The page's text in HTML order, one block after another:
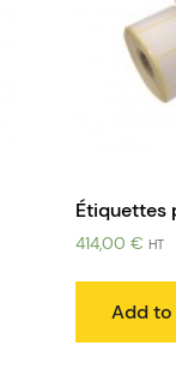
Étiquettes
414,00€ HT
Add